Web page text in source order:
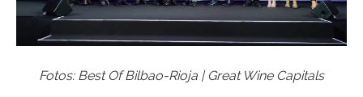
Fotos: Best Of Bilbao-Rioja | Great Wine Capitals